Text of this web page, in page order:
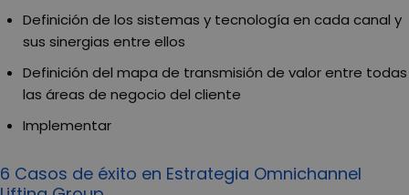
Definición de los sistemas y tecnología en cada canal y
sus sinergias entre ellos
Definición del mapa de transmisión de valor entre todas
las áreas de negocio del cliente
Implementar
6 Casos de éxito en Estrategia Omnichannel